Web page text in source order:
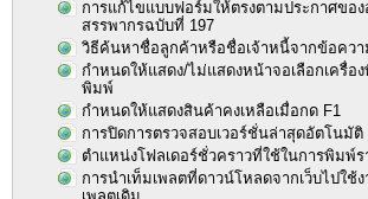
การแก้ไขแบบฟอร์มให้ตรงตามประกาศขอ
สรรพากรฉบับที่ 197
วิธีค้นหาชื่อลูกค้าหรือชื่อเจ้าหนี้จากข้อควา
กำหนดให้แสดง/ไม่แสดงหน้าจอเลือกเครื่อ
พิมพ์
กำหนดให้แสดงสินค้าคงเหลือเมื่อกด F1
การปิดการตรวจสอบเวอร์ชั่นล่าสุดอัตโนมัติ
ตำแหน่งโฟลเดอร์ชั่วคราวที่ใช้ในการพิมพ์ร
การนำเท็มเพลตที่ดาวน์โหลดจากเว็บไปใช้